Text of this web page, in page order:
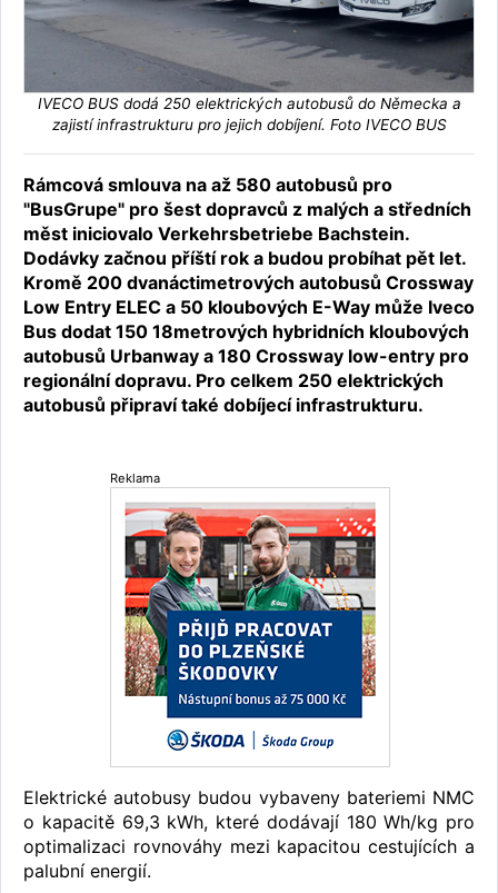
IVECO BUS dodá 250 elektrických autobusů do Německa a
zajistí infrastrukturu pro jejich dobíjení. Foto IVECO BUS
Rámcová smlouva na až 580 autobusů pro
"BusGrupe" pro šest dopravců z malých a středních
měst iniciovalo Verkehrsbetriebe Bachstein.
Dodávky začnou příští rok a budou probíhat pět let.
Kromě 200 dvanáctimetrových autobusů Crossway
Low Entry ELEC a 50 kloubových E-Way může Iveco
Bus dodat 150 18metrových hybridních kloubových
autobusů Urbanway a 180 Crossway low-entry pro
regionální dopravu. Pro celkem 250 elektrických
autobusů připraví také dobíjecí infrastrukturu.
Reklama
Elektrické autobusy budou vybaveny bateriemi NMC
o kapacitě 69,3 kWh, které dodávají 180 Wh/kg pro
optimalizaci rovnováhy mezi kapacitou cestujících a
palubní energií.